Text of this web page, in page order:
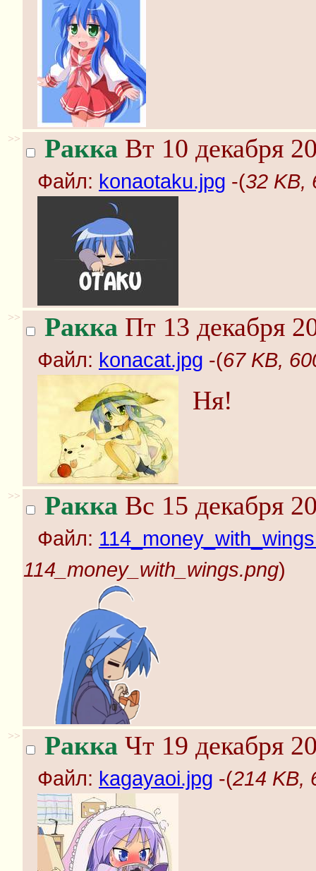
>> Ракка Вт 10 декабря
Файл: konaotaku.jpg -(32 KB,
>> Ракка Пт 13 декабря
Файл: konacat.jpg -(67 KB,
Ня!
>> Ракка Вс 15 декабря
Файл:
114_money_with_wings.png)
>> Ракка Чт 19 декабря
Файл: kagayaoi.jpg -(214 KB,